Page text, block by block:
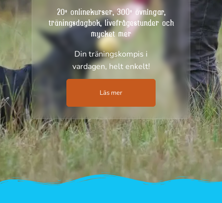
20+ onlinekurser, 300+ övningar,
träningsdagbok, livefrågestunder och
mycket mer
Din träningskompis i
vardagen, helt enkelt!
Läs mer